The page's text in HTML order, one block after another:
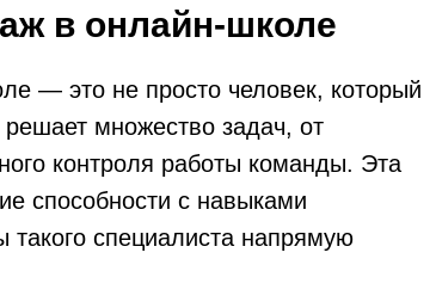
в онлайн-школе
— это не просто человек, который
множество задач, от
контроля работы команды. Эта
способности с навыками
специалиста напрямую